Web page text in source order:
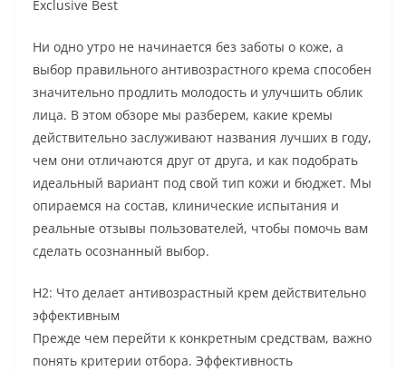
Exclusive Best
Ни одно утро не начинается без заботы о коже, а
выбор правильного антивозрастного крема способен
значительно продлить молодость и улучшить облик
лица. В этом обзоре мы разберем, какие кремы
действительно заслуживают названия лучших в году,
чем они отличаются друг от друга, и как подобрать
идеальный вариант под свой тип кожи и бюджет. Мы
опираемся на состав, клинические испытания и
реальные отзывы пользователей, чтобы помочь вам
сделать осознанный выбор.
H2: Что делает антивозрастный крем действительно
эффективным
Прежде чем перейти к конкретным средствам, важно
понять критерии отбора. Эффективность